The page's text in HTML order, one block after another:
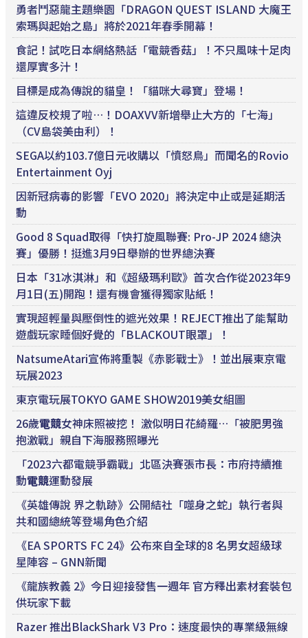
勇者鬥惡龍主題樂園「DRAGON QUEST ISLAND 大魔王
索瑪與起始之島」將於2021年春季開幕！
食記！試吃日本網絡熱話「電競香菇」！不只風味十足肉
還厚實多汁！
目標是成為傳說的貓皇！「貓咪大尋寶」登場！
這違反校規了啦…！DOAXVV新增舉止大方的「七海」
（CV島袋美由利）！
SEGA以約103.7億日元收購以「憤怒鳥」而聞名的Rovio
Entertainment Oyj
因新冠病毒的影響「EVO 2020」將決定中止或是延期活
動
Good 8 Squad取得「快打旋風聯賽: Pro-JP 2024 總決
賽」優勝！挺進3月9日舉辦的世界總決賽
日本「31冰淇淋」和《超級瑪利歐》首次合作從2023年9
月1日(五)開跑！還有機會獲得獨家貼紙！
實現超輕量與壓倒性的遮光效果！REJECT推出了能幫助
遊戲玩家睡個好覺的「BLACKOUT眼罩」！
NatsumeAtari宣佈將重製《赤影戰士》！並出展東京電
玩展2023
東京電玩展TOKYO GAME SHOW2019美女組圖
26歲電競女神床照被挖！ 激似明日花綺羅…「被肥男強
抱激戰」親自下海服務照曝光
「2023六都電競爭霸戰」北區決賽張市長：市府持續推
動電競運動發展
《英雄傳說 界之軌跡》公開結社「噬身之蛇」執行者與
共和國總統等登場角色介紹
《EA SPORTS FC 24》公布來自全球的8 名男女超級球
星陣容 – GNN新聞
《龍族教義 2》今日迎接發售一週年 官方釋出素材套裝包
供玩家下載
Razer 推出BlackShark V3 Pro：速度最快的專業級無線